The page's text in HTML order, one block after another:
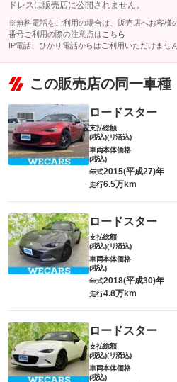
ドレスは販売店に公開されません。
※無料電話をご利用の場合は、販売店へお客様
番号ご利用の際の注意点は こちら
IP電話、ひかり電話からはご利用いただけません
この販売店の同一車種
ロードスター
支払総額
(税込)(リ済込)
車両本体価格
(税込)
年式2015(平成27)年
走行6.5万km
ロードスター
支払総額
(税込)(リ済込)
車両本体価格
(税込)
年式2018(平成30)年
走行4.8万km
ロードスター
支払総額
(税込)(リ済込)
車両本体価格
(税込)